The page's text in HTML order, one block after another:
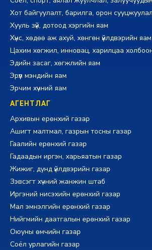
Хот байгуулалт, барилга, орон
Хууль зүй, дотоод хэргийн яам
Хүнс, хөдөө аж ахуй, хөнгөн үйлдвэрийн яам
Цахим хөгжил, инновац, харилцаа
Эдийн засаг, хөгжлийн яам
Эрүүл мэндийн яам
Эрчим хүчний яам
АГЕНТЛАГ
Архивын ерөнхий газар
Ашигт малтмал, газрын тосны газар
Гаалийн ерөнхий газар
Гадаадын иргэн, харьяатын газар
Жижиг, дунд үйлдвэрийн газар
Зэвсэгт хүчний жанжин штаб
Иргэний нисэхийн ерөнхий газар
Мал эмнэлгийн ерөнхий газар
Нийгмийн даатгалын ерөнхий газар
Оюуны өмчийн газар
Соёл урлагийн газар